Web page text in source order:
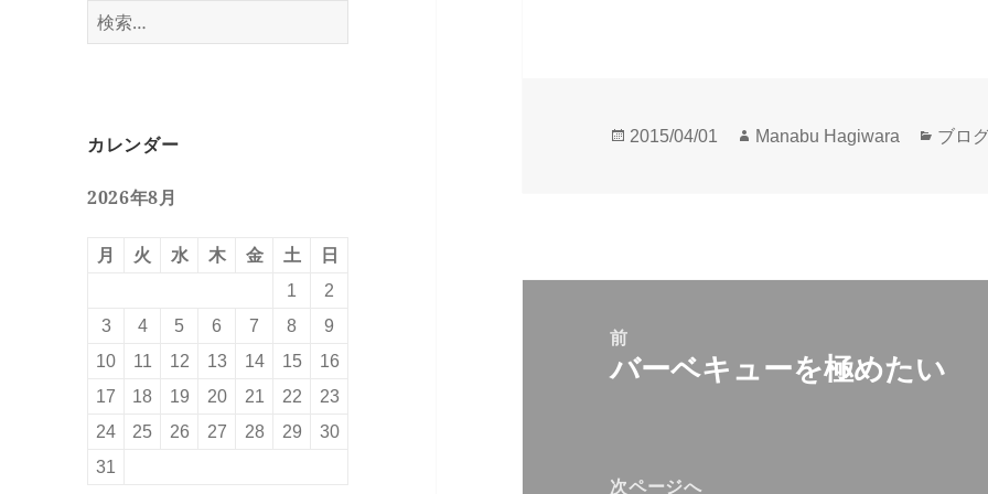
検
カレンダー
2026年8月
月 火 水 木 金 土
日
1
2
3
4 5 6 7 8
9
10
11 12 13 14 15
16
17
18 19 20 21 22
23
24
25 26 27 28 29
30
31
投
2015/04/01
作
Manabu Hagiwara
カ
ブロ
前
前
バーベキューを極めたい
次ページへ